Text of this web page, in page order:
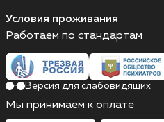
Условия проживания
Работаем по стандартам
Версия для слабовидящих
Мы принимаем к оплате